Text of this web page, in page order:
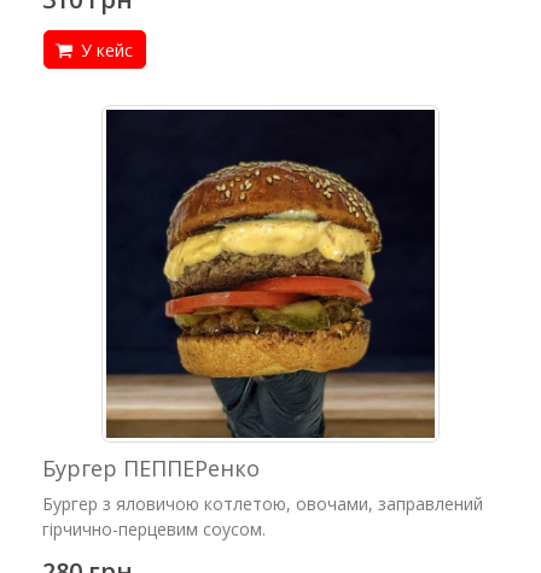
У кейс
Бургер ПЕППЕРенко
Бургер з яловичою котлетою, овочами, заправлений
гірчично-перцевим соусом.